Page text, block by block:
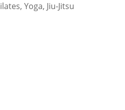
Yoga, Jiu-Jitsu